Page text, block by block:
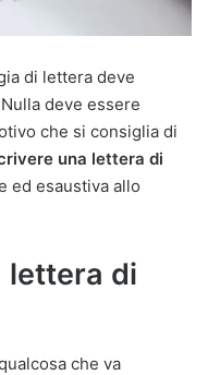
di lettera deve
deve essere
che si consiglia di
una lettera di
ed esaustiva allo
lettera di
che va